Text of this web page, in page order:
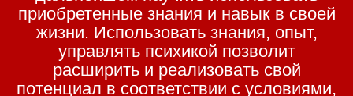
приобретенные знания и навык в своей
жизни. Использовать знания, опыт,
управлять психикой позволит
расширить и реализовать свой
потенциал в соответствии с условиями,